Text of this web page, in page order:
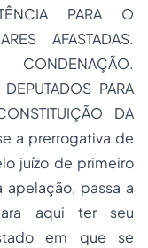
PARA O
AFASTADAS.
PARA
DA
a prerrogativa de
juízo de primeiro
passa a
aqui ter seu
em que se